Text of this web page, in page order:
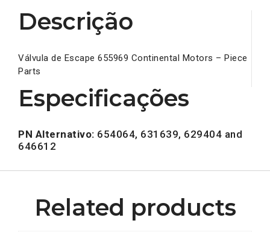
Descrição
Válvula de Escape 655969 Continental Motors – Piece
Parts
Especificações
PN Alternativo: 654064, 631639, 629404 and
646612
Related products